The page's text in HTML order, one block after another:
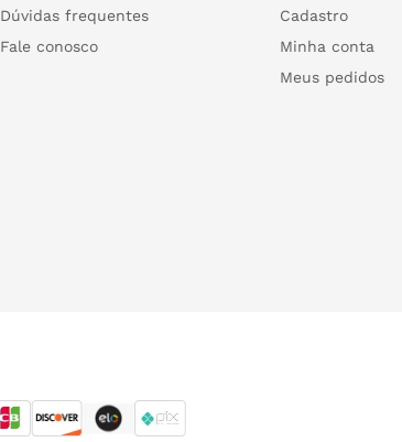
Dúvidas frequentes
Fale conosco
Cadastro
Minha conta
Meus pedidos